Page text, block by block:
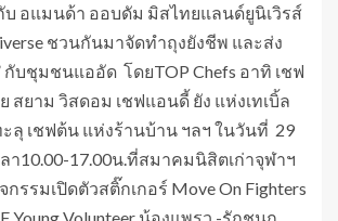
บ อแมนด้า ออบดัม มิสไทยแลนด์ยูนิเวิรส์
ชวนกันมาจัดทำถุงยังชีพ และส่ง
กับชุมชนแออัด โดยTOP Chefs อาทิ เชฟ
สยาม วิสดอม เชฟแอนดี้ ยัง แห่งเทเบิ้ล
ะลุ เชฟต้น แห่งร้านบ้าน ฯลฯ ในวันที่ 29
า10.00-17.00น.ที่สมาคมนิสิตเก่าจุฬาฯ
รรมเปิดตัวสติ๊กเกอร์ Move On Fighters